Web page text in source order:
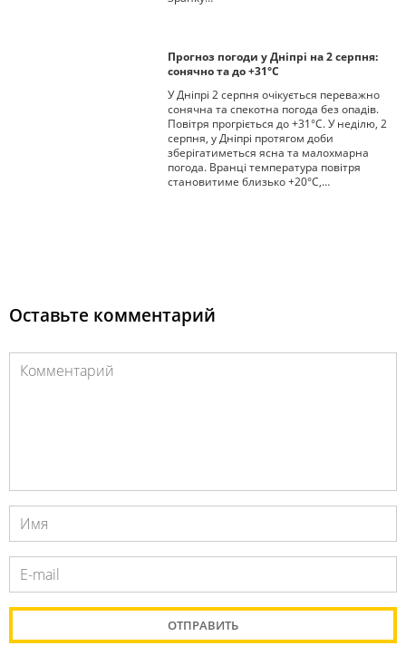
Прогноз погоди у Дніпрі на 2 серпня:
сонячно та до +31°С
У Дніпрі 2 серпня очікується переважно
сонячна та спекотна погода без опадів.
Повітря прогріється до +31°С. У неділю, 2
серпня, у Дніпрі протягом доби
зберігатиметься ясна та малохмарна
погода. Вранці температура повітря
становитиме близько +20°С,…
Оставьте комментарий